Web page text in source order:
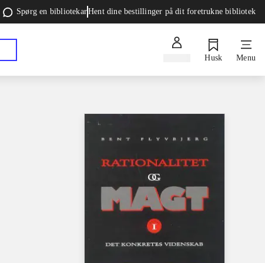
Spørg en bibliotekarHent dine bestillinger på dit foretrukne bibliotek
Husk Menu